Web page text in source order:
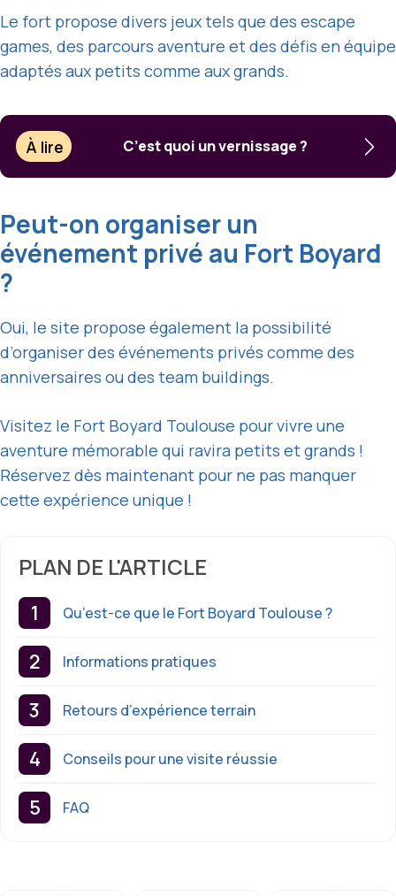
Le fort propose divers jeux tels que des escape
games, des parcours aventure et des défis en équipe
adaptés aux petits comme aux grands.
À lire C’est quoi un vernissage ?
Peut-on organiser un
événement privé au Fort Boyard
?
Oui, le site propose également la possibilité
d’organiser des événements privés comme des
anniversaires ou des team buildings.
Visitez le Fort Boyard Toulouse pour vivre une
aventure mémorable qui ravira petits et grands !
Réservez dès maintenant pour ne pas manquer
cette expérience unique !
PLAN DE L'ARTICLE
Qu’est-ce que le Fort Boyard Toulouse ?
Informations pratiques
Retours d’expérience terrain
Conseils pour une visite réussie
FAQ